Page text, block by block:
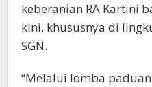
keberanian RA Kartini
kini, khususnya di
SGN.
“Melalui lomba